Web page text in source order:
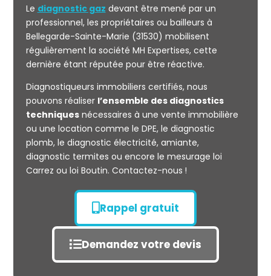
Mesurage
CARREZ
Le diagnostic gaz devant être mené par un
professionnel, les propriétaires ou bailleurs à
Bellegarde-Sainte-Marie (31530) mobilisent
régulièrement la société MH Expertises, cette
dernière étant réputée pour être réactive.
Diagnostiqueurs immobiliers certifiés, nous
pouvons réaliser l’ensemble des diagnostics
techniquesnécessaires à une vente immobilière
ou une location comme le DPE, le diagnostic
plomb, le diagnostic électricité, amiante,
diagnostic termites ou encore le mesurage loi
Carrez ou loi Boutin. Contactez-nous !
Rappel gratuit
Demandez votre devis